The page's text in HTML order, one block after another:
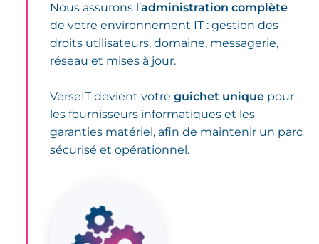
Nous assurons l’administration complète
de votre environnement IT : gestion des
droits utilisateurs, domaine, messagerie,
réseau et mises à jour.
VerseIT devient votreguichet unique pour
les fournisseurs informatiques et les
garanties matériel, afin de maintenir un parc
sécurisé et opérationnel.